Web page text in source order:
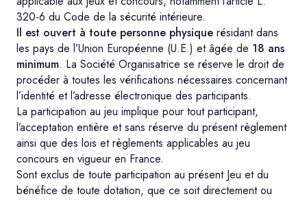
320-6 du Code de la sécurité intérieure.
Il est ouvert à toute personne physique résidant dans
les pays de l’Union Européenne (U.E.) et âgée de 18 ans
minimum. La Société Organisatrice se réserve le droit de
procéder à toutes les vérifications nécessaires concernant
l’identité et l’adresse électronique des participants.
La participation au jeu implique pour tout participant,
l’acceptation entière et sans réserve du présent règlement
ainsi que des lois et règlements applicables au jeu
concours en vigueur en France.
Sont exclus de toute participation au présent Jeu et du
bénéfice de toute dotation, que ce soit directement ou